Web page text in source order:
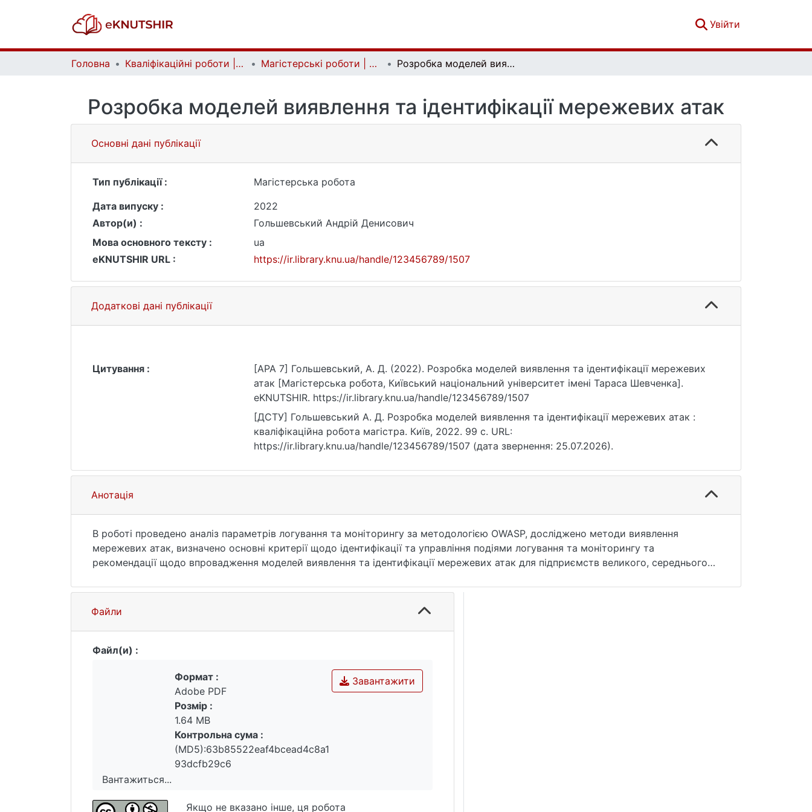
Увійти
Головна Кваліфікаційні роботи | Qualifying works Магістерські роботи | Master's theses Розробка моделей виявлення та ідентифікації мережевих атак
Розробка моделей виявлення та ідентифікації мережевих атак
Основні дані публікації
Тип публікації :
Магістерська робота
Дата випуску :
2022
Автор(и) :
Гольшевський Андрій Денисович
Мова основного тексту :
ua
eKNUTSHIR URL :
https://ir.library.knu.ua/handle/123456789/1507
Додаткові дані публікації
Цитування :
[APA 7] Гольшевський, А. Д. (2022). Розробка моделей виявлення та ідентифікації мережевих
атак [Магістерська робота, Київський національний університет імені Тараса Шевченка].
eKNUTSHIR. https://ir.library.knu.ua/handle/123456789/1507
[ДСТУ] Гольшевський А. Д. Розробка моделей виявлення та ідентифікації мережевих атак :
кваліфікаційна робота магістра. Київ, 2022. 99 с. URL:
https://ir.library.knu.ua/handle/123456789/1507 (дата звернення: 25.07.2026).
Анотація
В роботі проведено аналіз параметрів логування та моніторингу за методологією OWASP, досліджено методи виявлення
мережевих атак, визначено основні критерії щодо ідентифікації та управління подіями логування та моніторингу та
рекомендації щодо впровадження моделей виявлення та ідентифікації мережевих атак для підприємств великого, середнього
Файли
Файл(и) :
Вантажиться...
Вантажиться...
Завантажити
Формат :
Adobe PDF
Розмір :
1.64 MB
Контрольна сума :
(MD5):63b85522eaf4bcead4c8a1
93dcfb29c6
Якщо не вказано інше, ця робота